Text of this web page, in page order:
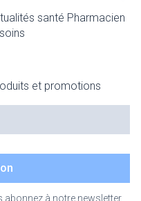
santé Pharmacien
et promotions
à notre newsletter